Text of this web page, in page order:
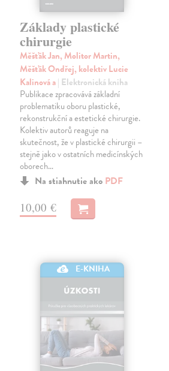
Základy plastické
chirurgie
Měšťák Jan, Molitor Martin,
Měšťák Ondřej, kolektiv Lucie
Kalinová a| Elektronická kniha
Publikace zpracovává základní
problematiku oboru plastické,
rekonstrukční a estetické chirurgie.
Kolektiv autorů reaguje na
skutečnost, že v plastické chirurgii –
stejně jako v ostatních medicínských
oborech…
Na stiahnutie ako PDF
10,00 €
E-KNIHA